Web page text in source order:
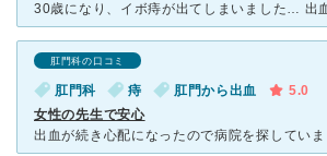
肛門科の口コミ
肛門科 痔 肛門から出血
5.0
女性の先生で安心